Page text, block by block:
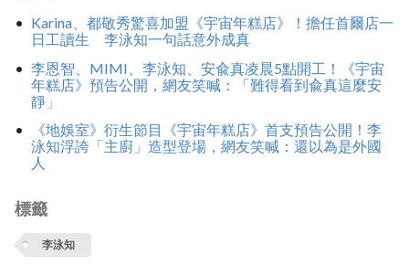
Karina、都敬秀驚喜加盟《宇宙年糕店》！擔任首爾店一
日工讀生 李泳知一句話意外成真
李恩智、MIMI、李泳知、安兪真凌晨5點開工！《宇宙
年糕店》預告公開，網友笑喊：「難得看到兪真這麼安
靜」
《地娛室》衍生節目《宇宙年糕店》首支預告公開！李
泳知浮誇「主廚」造型登場，網友笑喊：還以為是外國
人
標籤
李泳知